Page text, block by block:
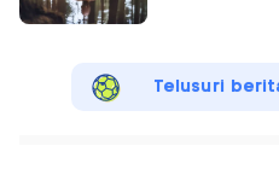
Telusuri